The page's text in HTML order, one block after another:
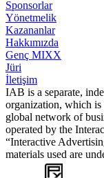
Sponsorlar
Yönetmelik
Kazananlar
Hakkımızda
Genç MIXX
Jüri
İletişim
IAB is a separate,
organization, which is
global network of
operated by the
“Interactive
materials used are